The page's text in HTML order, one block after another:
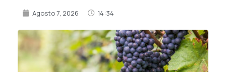
Agosto 7, 2026 14:34